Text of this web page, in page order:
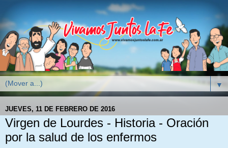
▼
JUEVES, 11 DE FEBRERO DE 2016
Virgen de Lourdes - Historia - Oración
por la salud de los enfermos